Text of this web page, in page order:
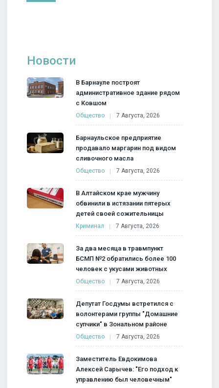
Новости
В Барнауле построят
административное здание рядом
с Ковшом
Общество 7 Августа, 2026
Барнаульское предприятие
продавало маргарин под видом
сливочного масла
Общество 7 Августа, 2026
В Алтайском крае мужчину
обвинили в истязании пятерых
детей своей сожительницы
Криминал 7 Августа, 2026
За два месяца в травмпункт
БСМП №2 обратились более 100
человек с укусами животных
Общество 7 Августа, 2026
Депутат Госдумы встретился с
волонтерами группы "Домашние
супчики" в Зональном районе
Общество 7 Августа, 2026
Заместитель Евдокимова
Алексей Сарычев: "Его подход к
управлению был человечным"